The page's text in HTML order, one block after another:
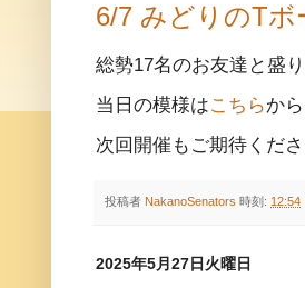
6/7 みどりのT
総勢17名のお友達と盛
当日の模様はこちらか
次回開催もご期待くだ
投稿者 NakanoSenators 時刻: 12:54
2025年5月27日火曜日